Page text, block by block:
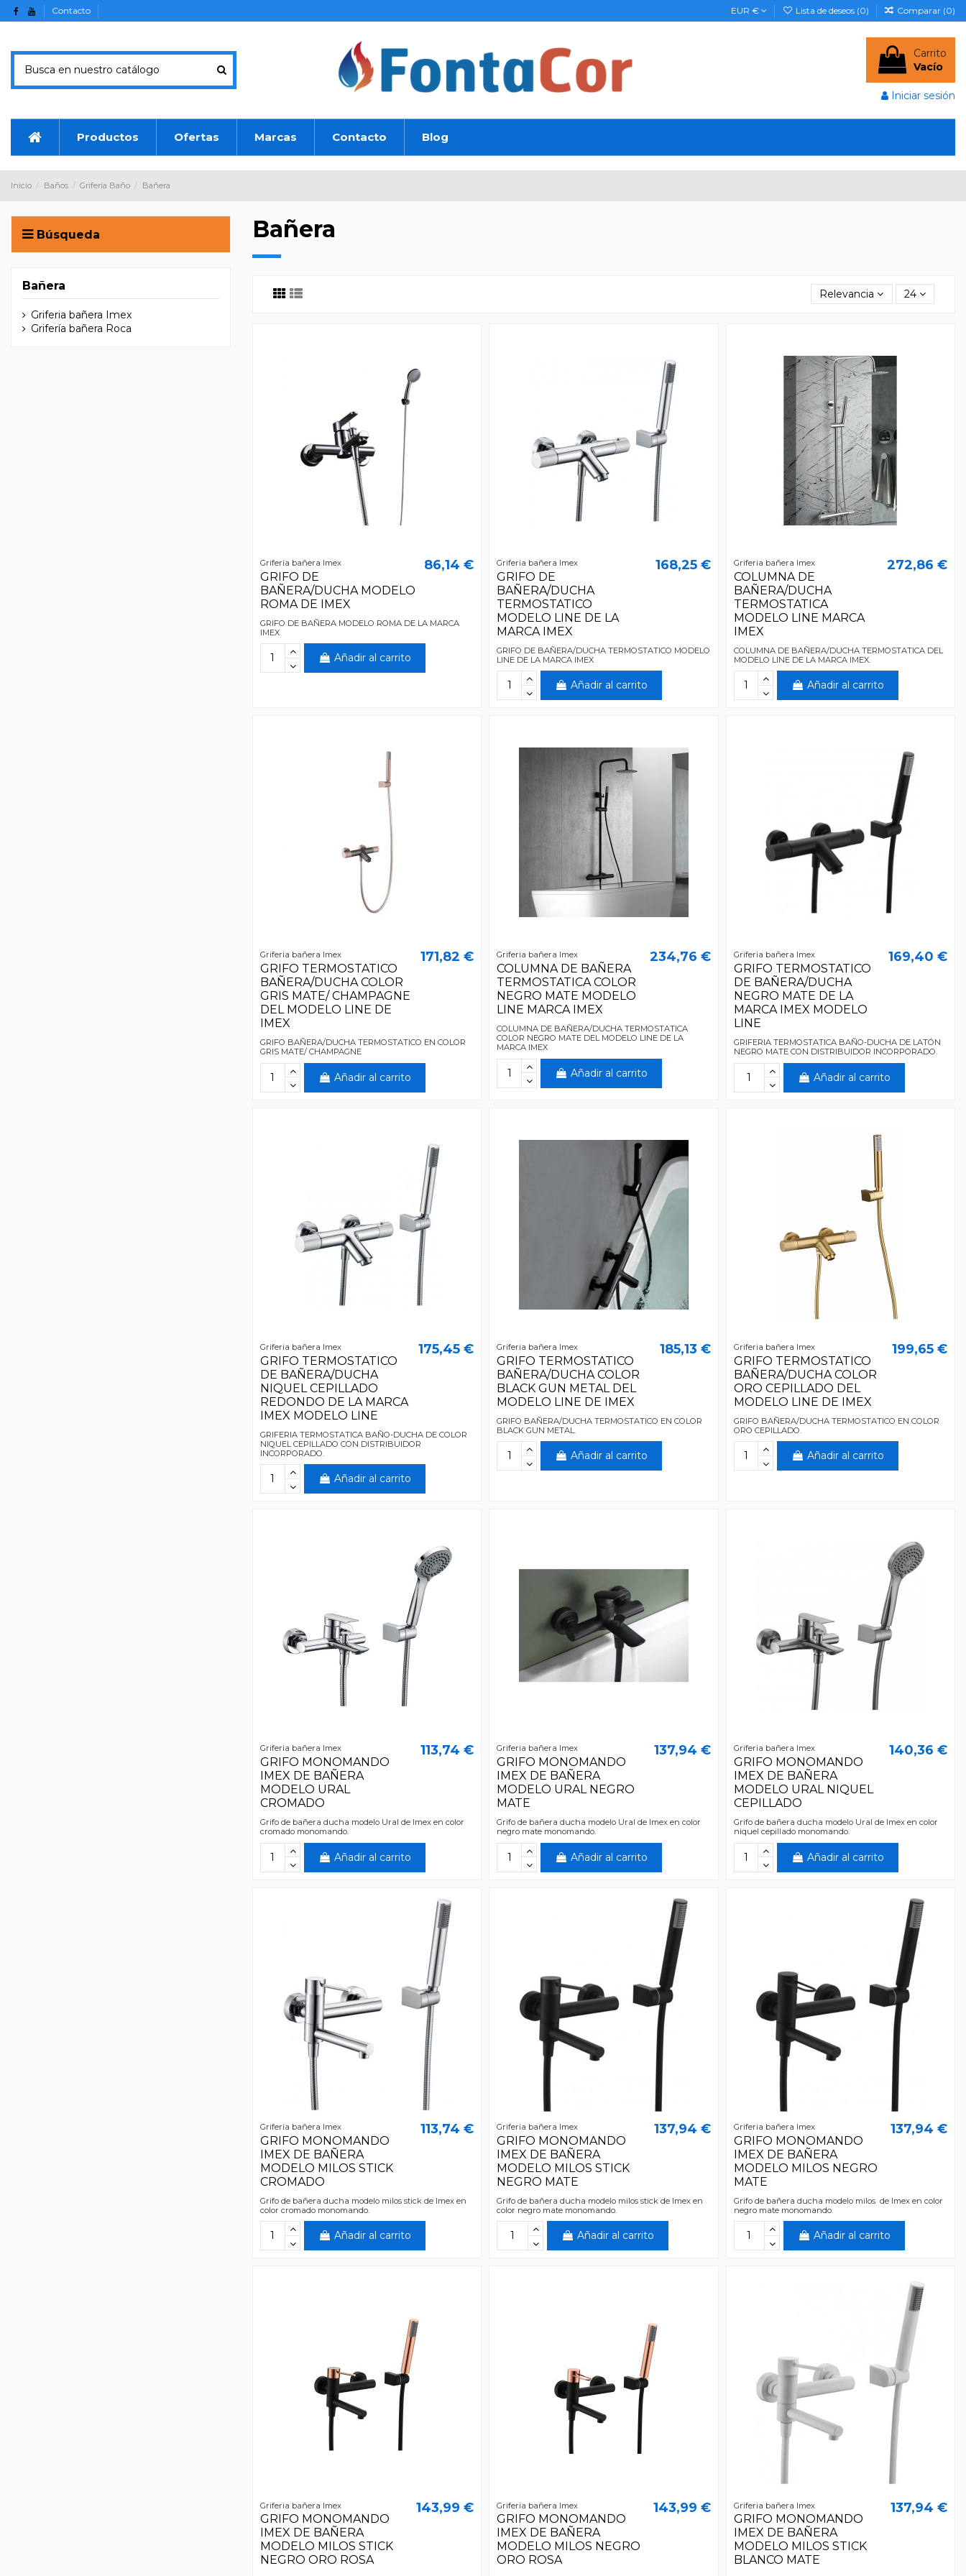
Contacto EUR € Lista de deseos (0) Comparar (0)
Carrito
Vacío
Iniciar sesión
Productos Ofertas Marcas Contacto Blog
Inicio Baños Grifería Baño Bañera
Bañera
Relevancia 24
Griferia bañera Imex
GRIFO DE
BAÑERA/DUCHA MODELO
ROMA DE IMEX
86,14 €
GRIFO DE BAÑERA MODELO ROMA DE LA MARCA
IMEX
Añadir al carrito
Griferia bañera Imex
GRIFO DE
BAÑERA/DUCHA
TERMOSTATICO
MODELO LINE DE LA
MARCA IMEX
168,25 €
GRIFO DE BAÑERA/DUCHA TERMOSTATICO MODELO
LINE DE LA MARCA IMEX
Añadir al carrito
Griferia bañera Imex
COLUMNA DE
BAÑERA/DUCHA
TERMOSTATICA
MODELO LINE MARCA
IMEX
272,86 €
COLUMNA DE BAÑERA/DUCHA TERMOSTATICA DEL
MODELO LINE DE LA MARCA IMEX.
Añadir al carrito
Griferia bañera Imex
GRIFO TERMOSTATICO
BAÑERA/DUCHA COLOR
GRIS MATE/ CHAMPAGNE
DEL MODELO LINE DE
IMEX
171,82 €
GRIFO BAÑERA/DUCHA TERMOSTATICO EN COLOR
GRIS MATE/ CHAMPAGNE
Añadir al carrito
Griferia bañera Imex
COLUMNA DE BAÑERA
TERMOSTATICA COLOR
NEGRO MATE MODELO
LINE MARCA IMEX
234,76 €
COLUMNA DE BAÑERA/DUCHA TERMOSTATICA
COLOR NEGRO MATE DEL MODELO LINE DE LA
MARCA IMEX
Añadir al carrito
Griferia bañera Imex
GRIFO TERMOSTATICO
DE BAÑERA/DUCHA
NEGRO MATE DE LA
MARCA IMEX MODELO
LINE
169,40 €
GRIFERIA TERMOSTATICA BAÑO-DUCHA DE LATÓN
NEGRO MATE CON DISTRIBUIDOR INCORPORADO.
Añadir al carrito
Griferia bañera Imex
GRIFO TERMOSTATICO
DE BAÑERA/DUCHA
NIQUEL CEPILLADO
REDONDO DE LA MARCA
IMEX MODELO LINE
175,45 €
GRIFERIA TERMOSTATICA BAÑO-DUCHA DE COLOR
NIQUEL CEPILLADO CON DISTRIBUIDOR
INCORPORADO.
Añadir al carrito
Griferia bañera Imex
GRIFO TERMOSTATICO
BAÑERA/DUCHA COLOR
BLACK GUN METAL DEL
MODELO LINE DE IMEX
185,13 €
GRIFO BAÑERA/DUCHA TERMOSTATICO EN COLOR
BLACK GUN METAL.
Añadir al carrito
Griferia bañera Imex
GRIFO TERMOSTATICO
BAÑERA/DUCHA COLOR
ORO CEPILLADO DEL
MODELO LINE DE IMEX
199,65 €
GRIFO BAÑERA/DUCHA TERMOSTATICO EN COLOR
ORO CEPILLADO.
Añadir al carrito
Griferia bañera Imex
GRIFO MONOMANDO
IMEX DE BAÑERA
MODELO URAL
CROMADO
113,74 €
Grifo de bañera ducha modelo Ural de Imex en color
cromado monomando.
Añadir al carrito
Griferia bañera Imex
GRIFO MONOMANDO
IMEX DE BAÑERA
MODELO URAL NEGRO
MATE
137,94 €
Grifo de bañera ducha modelo Ural de Imex en color
negro mate monomando.
Añadir al carrito
Griferia bañera Imex
GRIFO MONOMANDO
IMEX DE BAÑERA
MODELO URAL NIQUEL
CEPILLADO
140,36 €
Grifo de bañera ducha modelo Ural de Imex en color
niquel cepillado monomando.
Añadir al carrito
Griferia bañera Imex
GRIFO MONOMANDO
IMEX DE BAÑERA
MODELO MILOS STICK
CROMADO
113,74 €
Grifo de bañera ducha modelo milos stick de Imex en
color cromado monomando.
Añadir al carrito
Griferia bañera Imex
GRIFO MONOMANDO
IMEX DE BAÑERA
MODELO MILOS STICK
NEGRO MATE
137,94 €
Grifo de bañera ducha modelo milos stick de Imex en
color negro mate monomando.
Añadir al carrito
Griferia bañera Imex
GRIFO MONOMANDO
IMEX DE BAÑERA
MODELO MILOS NEGRO
MATE
137,94 €
Grifo de bañera ducha modelo milos de Imex en color
negro mate monomando.
Añadir al carrito
Griferia bañera Imex
GRIFO MONOMANDO
IMEX DE BAÑERA
MODELO MILOS STICK
NEGRO ORO ROSA
143,99 € Griferia bañera Imex
GRIFO MONOMANDO
IMEX DE BAÑERA
MODELO MILOS NEGRO
ORO ROSA
143,99 € Griferia bañera Imex
GRIFO MONOMANDO
IMEX DE BAÑERA
MODELO MILOS STICK
BLANCO MATE
137,94 €
Búsqueda
Bañera
Griferia bañera Imex
Grifería bañera Roca